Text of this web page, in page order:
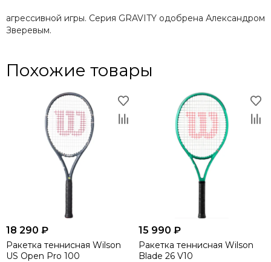
агрессивной игры. Серия GRAVITY одобрена Александром
Зверевым.
Похожие товары
18 290 ₽
Ракетка теннисная Wilson
US Open Pro 100
15 990 ₽
Ракетка теннисная Wilson
Blade 26 V10